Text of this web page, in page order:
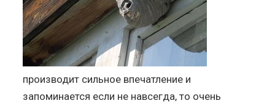
производит сильное впечатление и
запоминается если не навсегда, то очень